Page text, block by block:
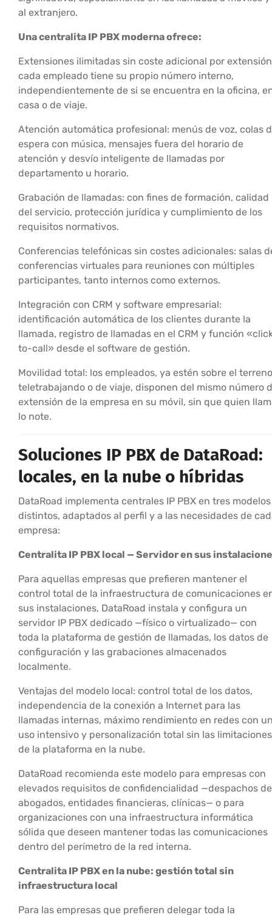
al extranjero.
Una centralita IP PBX moderna ofrece:
Extensiones ilimitadas sin coste adicional por
cada empleado tiene su propio número interno,
independientemente de si se encuentra en la oficina,
casa o de viaje.
Atención automática profesional: menús de voz, colas
espera con música, mensajes fuera del horario de
atención y desvío inteligente de llamadas por
departamento u horario.
Grabación de llamadas: con fines de formación, calidad
del servicio, protección jurídica y cumplimiento de los
requisitos normativos.
Conferencias telefónicas sin costes adicionales: salas
conferencias virtuales para reuniones con múltiples
participantes, tanto internos como externos.
Integración con CRM y software empresarial:
identificación automática de los clientes durante la
llamada, registro de llamadas en el CRM y función
to-call» desde el software de gestión.
Movilidad total: los empleados, ya estén sobre el
teletrabajando o de viaje, disponen del mismo número
extensión de la empresa en su móvil, sin que quien
lo note.
Soluciones IP PBX de DataRoad:
locales, en la nube o híbridas
DataRoad implementa centrales IP PBX en tres modelos
distintos, adaptados al perfil y a las necesidades de
empresa:
Centralita IP PBX local — Servidor en sus
Para aquellas empresas que prefieren mantener el
control total de la infraestructura de comunicaciones
sus instalaciones, DataRoad instala y configura un
servidor IP PBX dedicado —físico o virtualizado— con
toda la plataforma de gestión de llamadas, los datos de
configuración y las grabaciones almacenados
localmente.
Ventajas del modelo local: control total de los datos,
independencia de la conexión a Internet para las
llamadas internas, máximo rendimiento en redes con
uso intensivo y personalización total sin las limitaciones
de la plataforma en la nube.
DataRoad recomienda este modelo para empresas con
elevados requisitos de confidencialidad —despachos de
abogados, entidades financieras, clínicas— o para
organizaciones con una infraestructura informática
sólida que deseen mantener todas las comunicaciones
dentro del perímetro de la red interna.
Centralita IP PBX en la nube: gestión total sin
infraestructura local
Para las empresas que prefieren delegar toda la